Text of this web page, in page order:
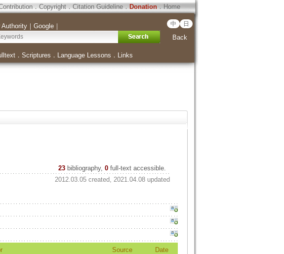
．Copyright．Citation Guideline．Donation．Home
Authority｜ Google｜ 中 日
Back
． Scriptures ． Language Lessons ． Links
23 bibliography, 0full-text accessible.
2012.03.05 created, 2021.04.08 updated
Source Date